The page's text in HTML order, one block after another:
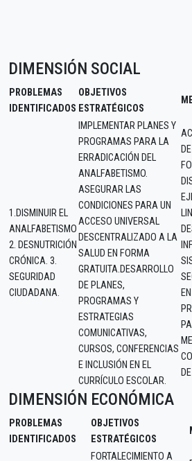
DIMENSIÓN SOCIAL
PROBLEMAS
IDENTIFICADOS
OBJETIVOS
ESTRATÉGICOS
1.DISMINUIR EL
ANALFABETISMO
2. DESNUTRICIÓN
CRÓNICA. 3.
SEGURIDAD
CIUDADANA.
IMPLEMENTAR PLANES Y
PROGRAMAS PARA LA
ERRADICACIÓN DEL
ANALFABETISMO.
ASEGURAR LAS
CONDICIONES PARA UN
ACCESO UNIVERSAL
DESCENTRALIZADO A LA
SALUD EN FORMA
GRATUITA.DESARROLLO
DE PLANES,
PROGRAMAS Y
ESTRATEGIAS
COMUNICATIVAS,
CURSOS, CONFERENCIAS
E INCLUSIÓN EN EL
CURRÍCULO ESCOLAR.
DIMENSIÓN ECONÓMICA
PROBLEMAS
IDENTIFICADOS
OBJETIVOS
ESTRATÉGICOS
FORTALECIMIENTO A